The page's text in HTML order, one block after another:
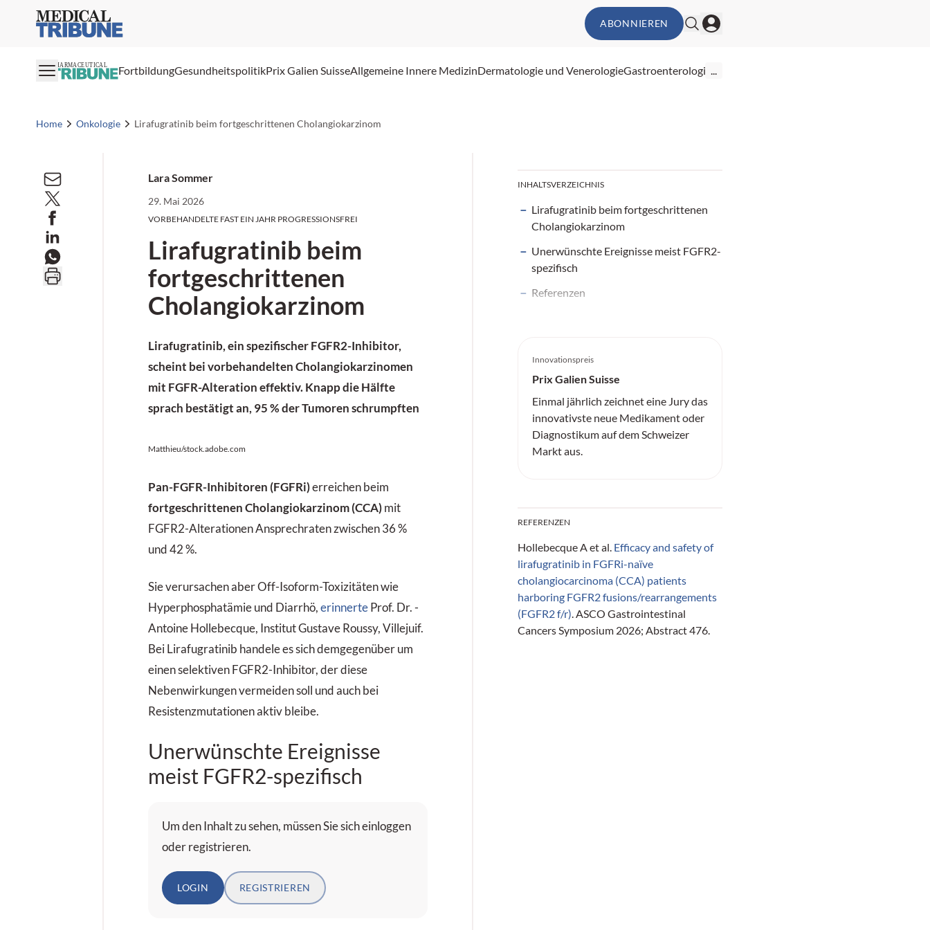
Medical Tribune ABONNIEREN
PHARMACEUTICAL FortbildungGesundheitspolitikPrix Galien SuisseAllgemeine Innere MedizinDermatologie und VenerologieGastroenterologie...
Home Onkologie Lirafugratinib beim fortgeschrittenen Cholangiokarzinom
Lara Sommer
29. Mai 2026
VORBEHANDELTE FAST EIN JAHR PROGRESSIONSFREI
Lirafugratinib beim
fortgeschrittenen
Cholangiokarzinom
Lirafugratinib, ein spezifischer FGFR2-Inhibitor,
scheint bei vorbehandelten Cholangiokarzinomen
mit FGFR-Alteration effektiv. Knapp die Hälfte
sprach bestätigt an, 95 % der Tumoren schrumpften
Matthieu/stock.adobe.com
Pan-FGFR-Inhibitoren (FGFRi)erreichen beim
fortgeschrittenen Cholangiokarzinom (CCA) mit
FGFR2-Alterationen Ansprechraten zwischen 36 %
und 42 %.
Sie verursachen aber Off-Isoform-Toxizitäten wie
Hyperphosphatämie und Diarrhö, erinnerte Prof. Dr. ­
Antoine ­Hollebecque, Institut Gustave Roussy, Villejuif.
Bei Lirafugratinib handele es sich demgegenüber um
einen selektiven FGFR2-Inhibitor, der diese
Nebenwirkungen vermeiden soll und auch bei
Resistenzmutationen aktiv bleibe.
Unerwünschte Ereignisse
meist FGFR2-spezifisch
Um den Inhalt zu sehen, müssen Sie sich einloggen
oder registrieren.
LOGIN REGISTRIEREN
INHALTSVERZEICHNIS
Lirafugratinib beim fortgeschrittenen
Cholangiokarzinom
Unerwünschte Ereignisse meist FGFR2-
spezifisch
Referenzen
Innovationspreis
Prix Galien Suisse
Einmal jährlich zeichnet eine Jury das
innovativste neue Medikament oder
Diagnostikum auf dem Schweizer
Markt aus.
REFERENZEN
Hollebecque A et al. Efficacy and safety of
lirafugratinib in FGFRi-naïve
cholangiocarcinoma (CCA) patients
harboring FGFR2 fusions/rearrangements
(FGFR2 f/r) . ASCO Gastrointestinal
Cancers Symposium 2026; Abstract 476.